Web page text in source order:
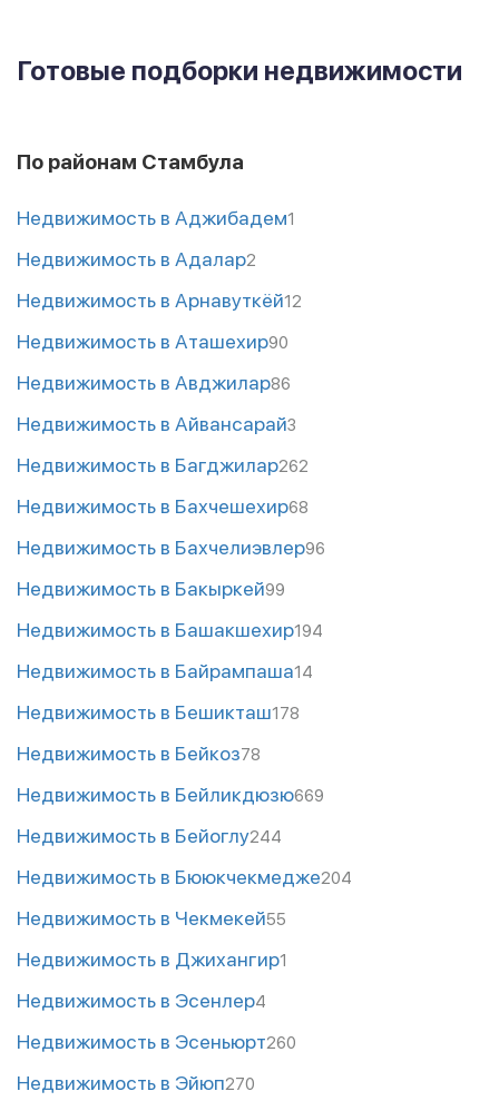
Готовые подборки недвижимости
По районам Стамбула
Недвижимость в Аджибадем1
Недвижимость в Адалар2
Недвижимость в Арнавуткёй12
Недвижимость в Аташехир90
Недвижимость в Авджилар86
Недвижимость в Айвансарай3
Недвижимость в Багджилар262
Недвижимость в Бахчешехир68
Недвижимость в Бахчелиэвлер96
Недвижимость в Бакыркей99
Недвижимость в Башакшехир194
Недвижимость в Байрампаша14
Недвижимость в Бешикташ178
Недвижимость в Бейкоз78
Недвижимость в Бейликдюзю669
Недвижимость в Бейоглу244
Недвижимость в Бююкчекмедже204
Недвижимость в Чекмекей55
Недвижимость в Джихангир1
Недвижимость в Эсенлер4
Недвижимость в Эсеньюрт260
Недвижимость в Эйюп270